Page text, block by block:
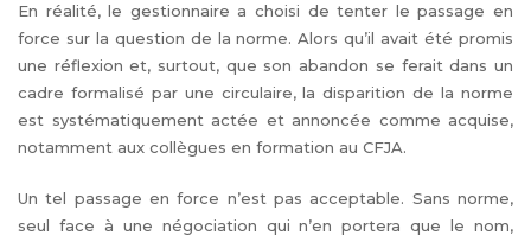
En réalité, le gestionnaire a choisi de tenter le passage en
force sur la question de la norme. Alors qu’il avait été promis
une réflexion et, surtout, que son abandon se ferait dans un
cadre formalisé par une circulaire, la disparition de la norme
est systématiquement actée et annoncée comme acquise,
notamment aux collègues en formation au CFJA.
Un tel passage en force n’est pas acceptable. Sans norme,
seul face à une négociation qui n’en portera que le nom,